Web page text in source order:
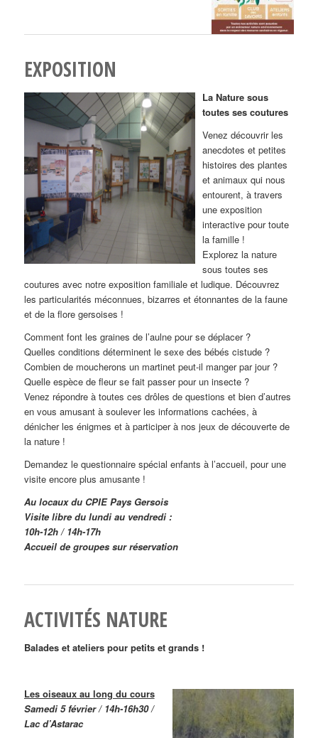
EXPOSITION
La Nature sous
toutes ses coutures
Venez découvrir les
anecdotes et petites
histoires des plantes
et animaux qui nous
entourent, à travers
une exposition
interactive pour toute
la famille !
Explorez la nature
sous toutes ses
coutures avec notre exposition familiale et ludique. Découvrez
les particularités méconnues, bizarres et étonnantes de la faune
et de la flore gersoises !
Comment font les graines de l’aulne pour se déplacer ?
Quelles conditions déterminent le sexe des bébés cistude ?
Combien de moucherons un martinet peut-il manger par jour ?
Quelle espèce de fleur se fait passer pour un insecte ?
Venez répondre à toutes ces drôles de questions et bien d’autres
en vous amusant à soulever les informations cachées, à
dénicher les énigmes et à participer à nos jeux de découverte de
la nature !
Demandez le questionnaire spécial enfants à l’accueil, pour une
visite encore plus amusante !
Au locaux du CPIE Pays Gersois
Visite libre du lundi au vendredi :
10h-12h / 14h-17h
Accueil de groupes sur réservation
ACTIVITÉS NATURE
Balades et ateliers pour petits et grands !
Les oiseaux au long du cours
Samedi 5 février / 14h-16h30 /
Lac d’Astarac